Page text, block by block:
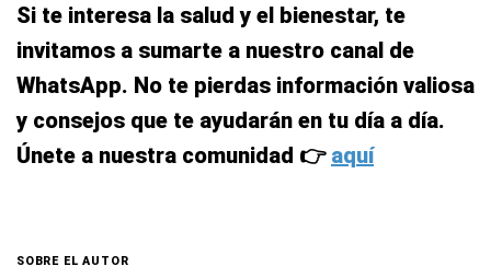
Si te interesa la salud y el bienestar, te
invitamos a sumarte a nuestro canal de
WhatsApp. No te pierdas información valiosa
y consejos que te ayudarán en tu día a día.
Únete a nuestra comunidad 👉 aquí
SOBRE EL AUTOR